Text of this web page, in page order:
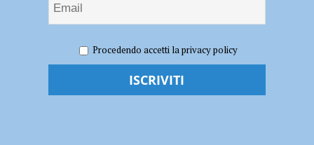
Piacenza e provincia fino al 16 luglio 2023
Eventi a Piacenza e provincia fino al 16
Procedendo accetti la privacy policy